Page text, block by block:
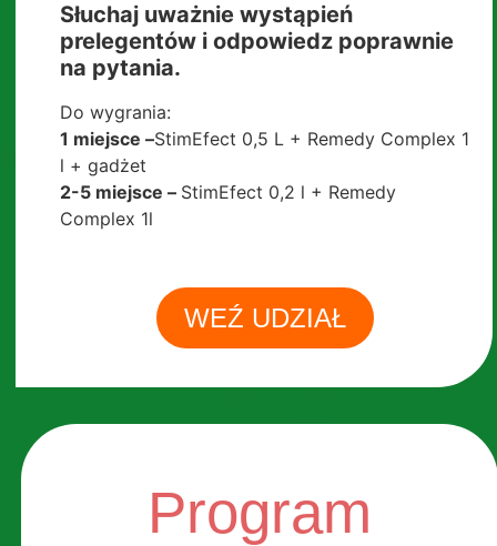
Słuchaj uważnie wystąpień
prelegentów i odpowiedz poprawnie
na pytania.
Do wygrania:
1 miejsce –StimEfect 0,5 L + Remedy Complex 1
l + gadżet
2-5 miejsce – StimEfect 0,2 l + Remedy
Complex 1l
WEŹ UDZIAŁ
Program